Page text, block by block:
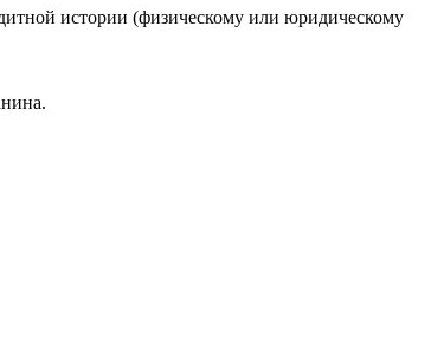
истории (физическому или юридическому